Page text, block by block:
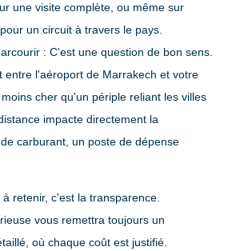
une visite complète, ou même sur
un circuit à travers le pays.
: C'est une question de bon sens.
entre l'aéroport de Marrakech et votre
cher qu'un périple reliant les villes
impacte directement la
carburant, un poste de dépense
retenir, c'est la transparence.
vous remettra toujours un
où chaque coût est justifié.